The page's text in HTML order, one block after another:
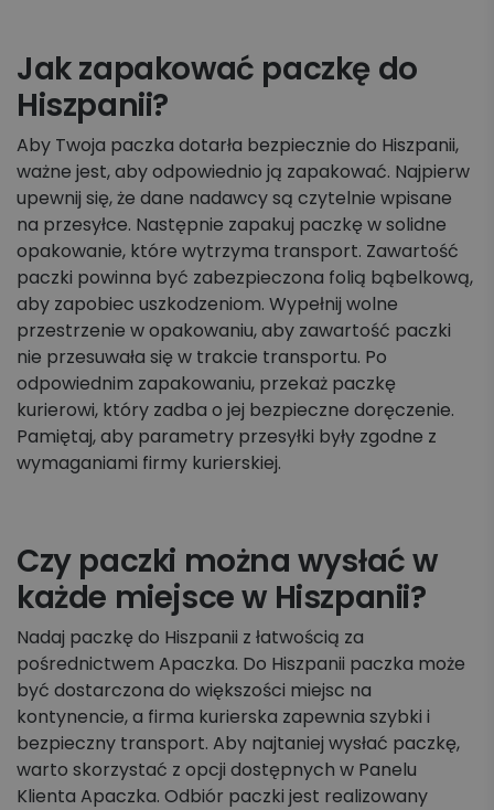
Jak zapakować paczkę do
Hiszpanii?
Aby Twoja paczka dotarła bezpiecznie do Hiszpanii,
ważne jest, aby odpowiednio ją zapakować. Najpierw
upewnij się, że dane nadawcy są czytelnie wpisane
na przesyłce. Następnie zapakuj paczkę w solidne
opakowanie, które wytrzyma transport. Zawartość
paczki powinna być zabezpieczona folią bąbelkową,
aby zapobiec uszkodzeniom. Wypełnij wolne
przestrzenie w opakowaniu, aby zawartość paczki
nie przesuwała się w trakcie transportu. Po
odpowiednim zapakowaniu, przekaż paczkę
kurierowi, który zadba o jej bezpieczne doręczenie.
Pamiętaj, aby parametry przesyłki były zgodne z
wymaganiami firmy kurierskiej.
Czy paczki można wysłać w
każde miejsce w Hiszpanii?
Nadaj paczkę do Hiszpanii z łatwością za
pośrednictwem Apaczka. Do Hiszpanii paczka może
być dostarczona do większości miejsc na
kontynencie, a firma kurierska zapewnia szybki i
bezpieczny transport. Aby najtaniej wysłać paczkę,
warto skorzystać z opcji dostępnych w Panelu
Klienta Apaczka. Odbiór paczki jest realizowany